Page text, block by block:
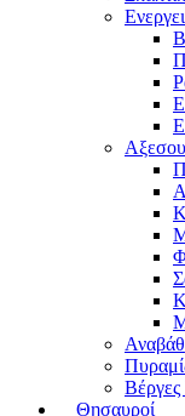
Βέργες
Θησαυροί